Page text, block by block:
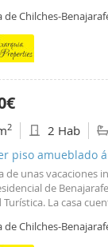
con una cama
tranquila, el
consolidados, áreas
supermercados,
tranquila, pero
desean disfrutar
no dude en
de Chilches-
2 2 Hab
piso amueblado
de unas vacaciones
de
Turística. La casa
Ubicado en una
de Chilches-